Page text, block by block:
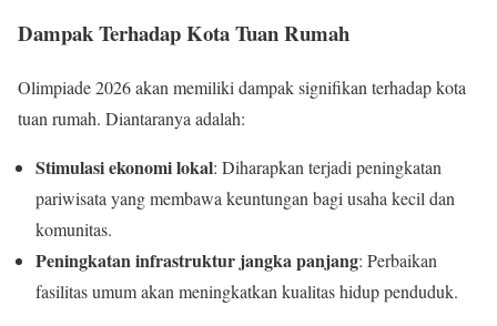
Dampak Terhadap Kota Tuan Rumah
Olimpiade 2026 akan memiliki dampak signifikan terhadap kota
tuan rumah. Diantaranya adalah:
Stimulasi ekonomi lokal: Diharapkan terjadi peningkatan
pariwisata yang membawa keuntungan bagi usaha kecil dan
komunitas.
Peningkatan infrastruktur jangka panjang: Perbaikan
fasilitas umum akan meningkatkan kualitas hidup penduduk.